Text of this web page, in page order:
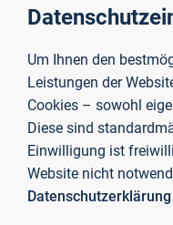
Vermittlung von
Verträglichkeit an KMU,
AgOn3D Silber-Sinter-
Silbersintern auf 3D-
Hochtemperaturanwendungen.
Um Ihnen den
Leistungen der
Cookies – sowohl
Diese sind
Einwilligung ist
Website nicht
Datenschutzerklärung